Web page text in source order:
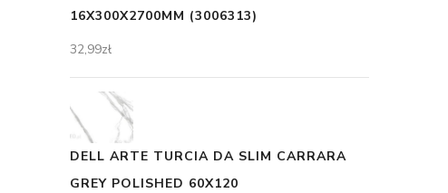
16X300X2700MM (3006313)
32,99zł
DELL ARTE TURCIA DA SLIM CARRARA
GREY POLISHED 60X120